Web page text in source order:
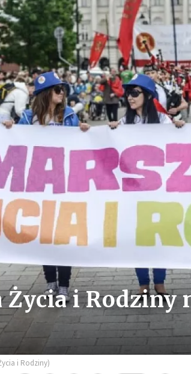
Życia i Rodziny
i Rodziny)